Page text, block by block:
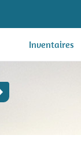
Inventaires